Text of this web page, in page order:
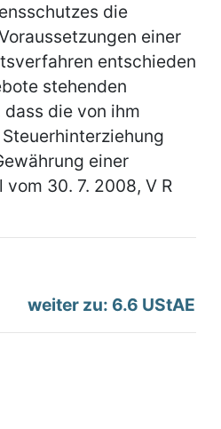
die
einer
entschieden
stehenden
die von ihm
einer
30. 7. 2008, V R
weiter zu: 6.6 UStAE